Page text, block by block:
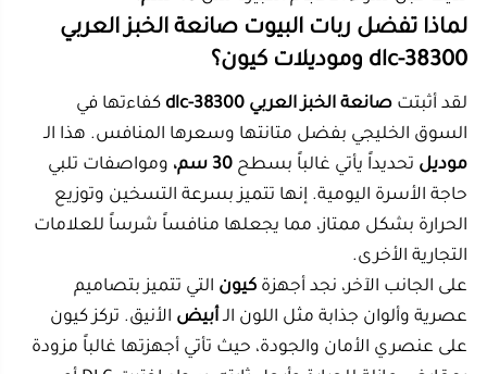
على الجانب الآخر، نجد أجهزة
كيون
التي تتميز بتصاميم
عصرية وألوان جذابة مثل اللون الـأبيضالأنيق. تركز كيون
على عنصري الأمان والجودة، حيث تأتي أجهزتها غالباً مزودة
كيون، فأنت تستثمر في جهاز موثوق سيعيش معك طويلاً
إذا تم الاعتناء به بشكل صحيح.
ما أهمية وجود سطح طهي مانع للالتصاق في
صانعة خبز 2026؟
إحدى أهم الميزات التي يجب البحث عنها هي كون السطح
مانع
للالتصاق. الأجهزة الحديثة تأتي مطلية بطبقة خاصة
(مثل التيفال أو الجرانيت) تضمن عدم التصاق العجين
بالسطح أثناء الخبز. هذا لا يحسن شكل الرغيف النهائي
فحسب، بل يجعل عملية التنظيفسهولةللغاية.